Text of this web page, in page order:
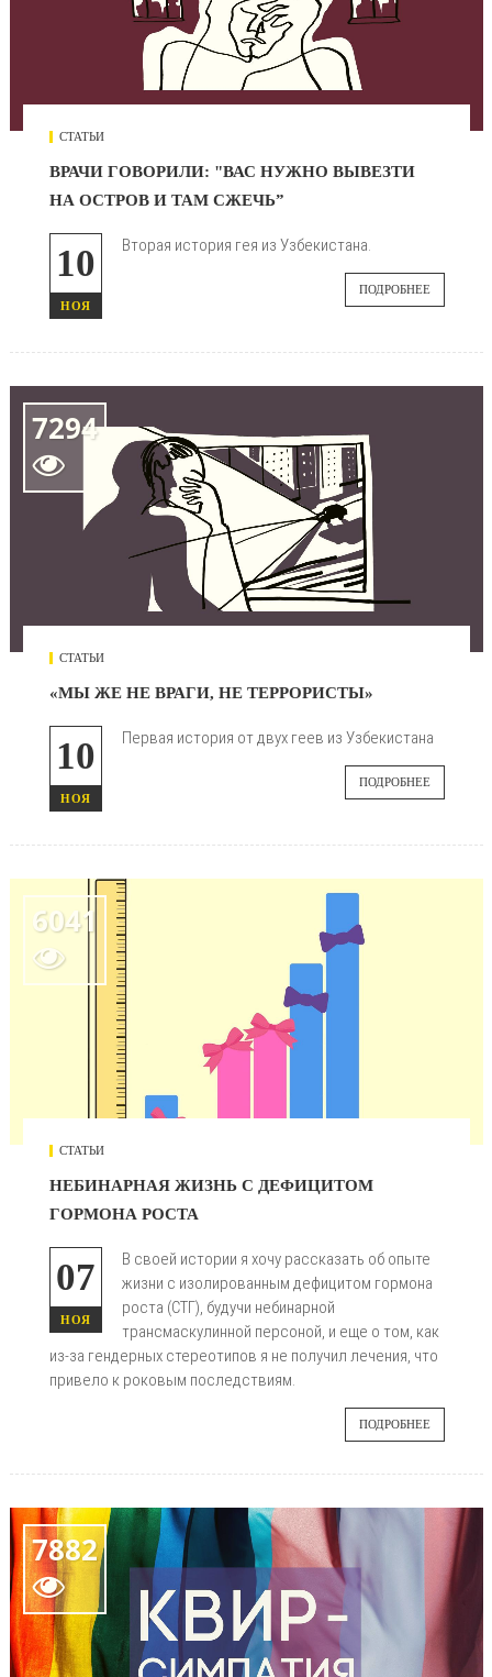
СТАТЬИ
ВРАЧИ ГОВОРИЛИ: "ВАС НУЖНО ВЫВЕЗТИ
НА ОСТРОВ И ТАМ СЖЕЧЬ”
10
НОЯ
Вторая история гея из Узбекистана.
ПОДРОБНЕЕ
7294

СТАТЬИ
«МЫ ЖЕ НЕ ВРАГИ, НЕ ТЕРРОРИСТЫ»
10
НОЯ
Первая история от двух геев из Узбекистана
ПОДРОБНЕЕ
6041

СТАТЬИ
НЕБИНАРНАЯ ЖИЗНЬ С ДЕФИЦИТОМ
ГОРМОНА РОСТА
07
НОЯ
В своей истории я хочу рассказать об опыте
жизни с изолированным дефицитом гормона
роста (СТГ), будучи небинарной
трансмаскулинной персоной, и еще о том, как
из-за гендерных стереотипов я не получил лечения, что
привело к роковым последствиям.
ПОДРОБНЕЕ
7882
